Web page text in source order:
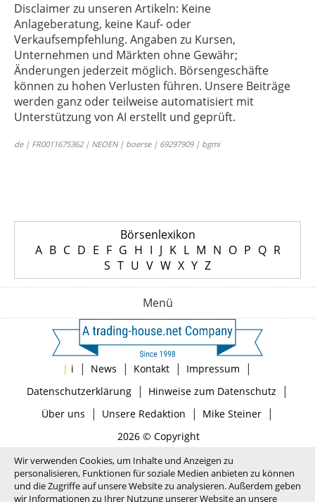
Disclaimer zu unseren Artikeln: Keine
Anlageberatung, keine Kauf- oder
Verkaufsempfehlung. Angaben zu Kursen,
Unternehmen und Märkten ohne Gewähr;
Änderungen jederzeit möglich. Börsengeschäfte
können zu hohen Verlusten führen. Unsere Beiträge
werden ganz oder teilweise automatisiert mit
Unterstützung von AI erstellt und geprüft.
de | FR0011675362 | NEOEN | boerse | 69297909 | bgmi
Börsenlexikon
A B C D E F G H I J K L M N O P Q R
S T U V W X Y Z
Menü
| i | News | Kontakt | Impressum |
Datenschutzerklärung| Hinweise zum Datenschutz |
Über uns | Unsere Redaktion | Mike Steiner|
2026 © Copyright
Wir verwenden Cookies, um Inhalte und Anzeigen zu
personalisieren, Funktionen für soziale Medien anbieten zu können
und die Zugriffe auf unsere Website zu analysieren. Außerdem geben
wir Informationen zu Ihrer Nutzung unserer Website an unsere